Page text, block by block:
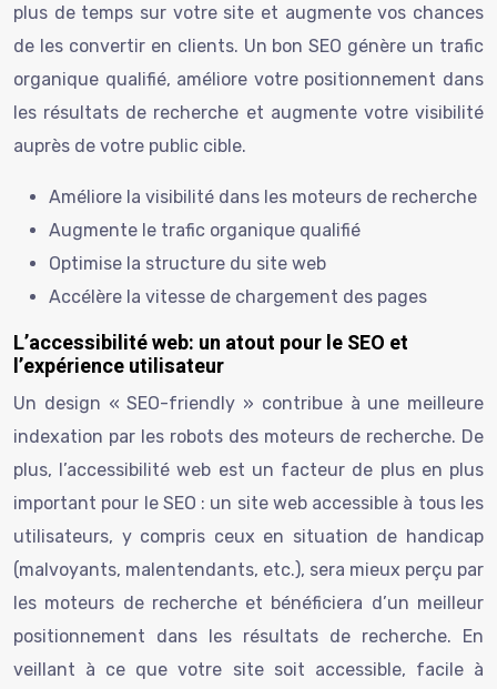
plus de temps sur votre site et augmente vos chances
de les convertir en clients. Un bon SEO génère un trafic
organique qualifié, améliore votre positionnement dans
les résultats de recherche et augmente votre visibilité
auprès de votre public cible.
Améliore la visibilité dans les moteurs de recherche
Augmente le trafic organique qualifié
Optimise la structure du site web
Accélère la vitesse de chargement des pages
L’accessibilité web: un atout pour le SEO et
l’expérience utilisateur
Un design « SEO-friendly » contribue à une meilleure
indexation par les robots des moteurs de recherche. De
plus, l’accessibilité web est un facteur de plus en plus
important pour le SEO : un site web accessible à tous les
utilisateurs, y compris ceux en situation de handicap
(malvoyants, malentendants, etc.), sera mieux perçu par
les moteurs de recherche et bénéficiera d’un meilleur
positionnement dans les résultats de recherche. En
veillant à ce que votre site soit accessible, facile à